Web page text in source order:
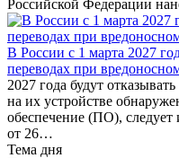
Российской Федерации
В России с 1 марта 2027
переводах при
2027 года будут
на их устройстве
обеспечение (ПО),
от 26…
Тема дня